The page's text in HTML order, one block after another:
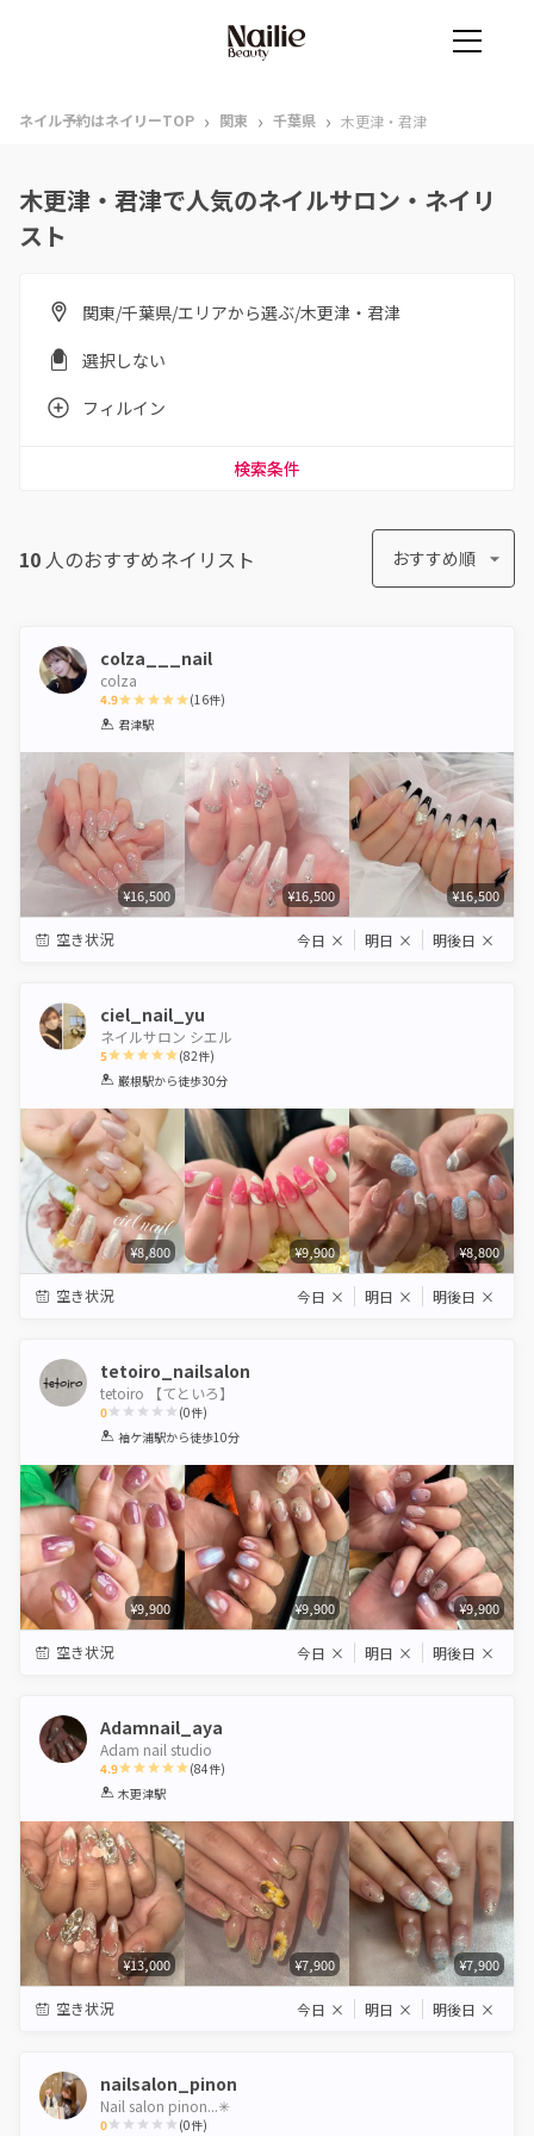
ネイル予約はネイリーTOP › 関東 › 千葉県 › 木更津・君津
木更津・君津で人気のネイルサロン・ネイリ
スト
関東/千葉県/エリアから選ぶ/木更津・君津
選択しない
フィルイン
検索条件
10 人のおすすめネイリスト おすすめ順
colza___nail
colza
4.9
1 2 3
(16件)
君津駅
¥16,500 ¥16,500 ¥16,500
空き状況 今日 × 明日 × 明後日 ×
ciel_nail_yu
ネイルサロン シエル
5
1 2 3 4 5
(82件)
巌根駅から徒歩30分
¥8,800 ¥9,900 ¥8,800
空き状況 今日 × 明日 × 明後日 ×
tetoiro_nailsalon
tetoiro 【てといろ】
0
1 2 3 4 5
(0件)
袖ケ浦駅から徒歩10分
¥9,900 ¥9,900 ¥9,900
空き状況 今日 × 明日 × 明後日 ×
Adamnail_aya
Adam nail studio
4.9
1 2 3 4
(84件)
木更津駅
¥13,000 ¥7,900 ¥7,900
空き状況 今日 × 明日 × 明後日 ×
nailsalon_pinon
Nail salon pinon...✳︎
0 (0件)